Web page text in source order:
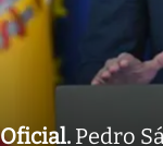
Oficial. Pedro